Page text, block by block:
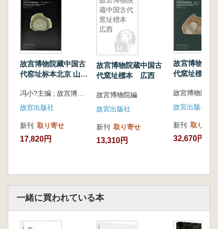
し、標本との関係性を示しています。 本書
は、実物資料と研究論文、標本と窯址、そして
完形器との有機的な結びつきを実現しており、
中国古代窯址研究における従来の不足を補う貴
重な成果となっています。
故宫博物院藏中国古
代窑址标本北京 山东
故宫出版社
新刊 取り寄せ
17,820円
蔵中国古代
窯址標本
広西
故宮博物院蔵中国古
代窯址標本 広西
故宮博物院編
故宮出版社
新刊 取り寄せ
13,310円
故宮博物院
代窯址標
故宮博物院編
故宮出版社
新刊 取り寄せ
32,670円
一緒に買われている本